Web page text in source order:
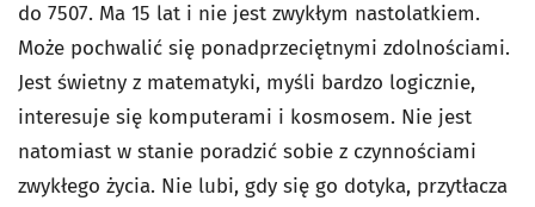
do 7507. Ma 15 lat i nie jest zwykłym nastolatkiem.
Może pochwalić się ponadprzeciętnymi zdolnościami.
Jest świetny z matematyki, myśli bardzo logicznie,
interesuje się komputerami i kosmosem. Nie jest
natomiast w stanie poradzić sobie z czynnościami
zwykłego życia. Nie lubi, gdy się go dotyka, przytłacza